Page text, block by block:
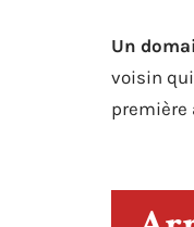
Un
voisin qui
première